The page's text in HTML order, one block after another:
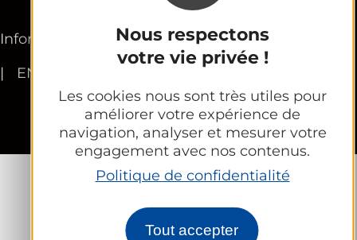
Nous respectons
votre vie privée !
Les cookies nous sont très utiles pour
améliorer votre expérience de
navigation, analyser et mesurer votre
engagement avec nos contenus.
Politique de confidentialité
Tout accepter
Informations légales Plan du site
EN